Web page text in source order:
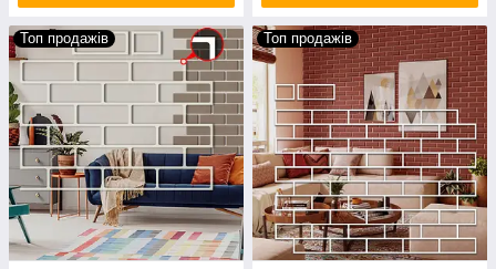
Топ продажів Топ продажів